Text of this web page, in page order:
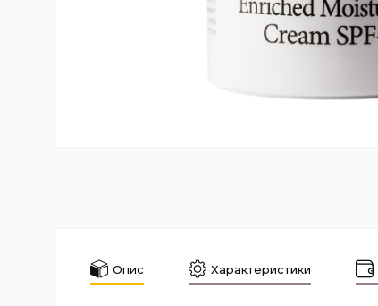
Опис Характеристики